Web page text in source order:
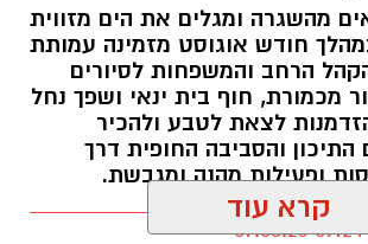
מהשגרה ומגלים את הים מזווית
חודש אוגוסט מזמינה עמותת
הרחב והמשפחות לסיורים
מכמורת, חוף בית ינאי ושפך נחל
לצאת לטבע ולהכיר
והסביבה החופית דרך
ופעילות מהנה ומגבשת.
קרא עוד